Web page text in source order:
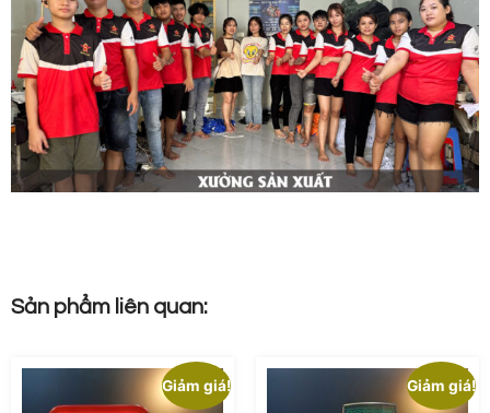
Sản phẩm liên quan:
Giảm giá! Giảm giá!